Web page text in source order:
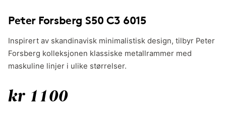
Peter Forsberg S50 C3 6015
Inspirert av skandinavisk minimalistisk design, tilbyr Peter
Forsberg kolleksjonen klassiske metallrammer med
maskuline linjer i ulike størrelser.
kr 1100